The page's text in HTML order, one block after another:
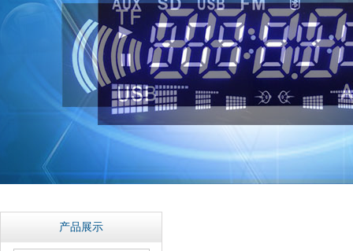
产品展示